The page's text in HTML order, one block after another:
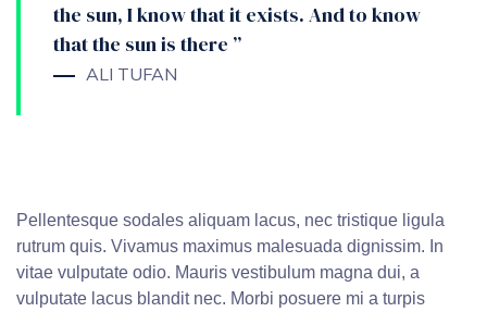
the sun, I know that it exists. And to know
that the sun is there ”
ALI TUFAN
Pellentesque sodales aliquam lacus, nec tristique ligula
rutrum quis. Vivamus maximus malesuada dignissim. In
vitae vulputate odio. Mauris vestibulum magna dui, a
vulputate lacus blandit nec. Morbi posuere mi a turpis